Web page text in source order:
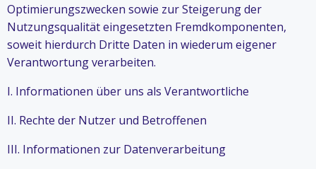
Optimierungszwecken sowie zur Steigerung der
Nutzungsqualität eingesetzten Fremdkomponenten,
soweit hierdurch Dritte Daten in wiederum eigener
Verantwortung verarbeiten.
I. Informationen über uns als Verantwortliche
II. Rechte der Nutzer und Betroffenen
III. Informationen zur Datenverarbeitung